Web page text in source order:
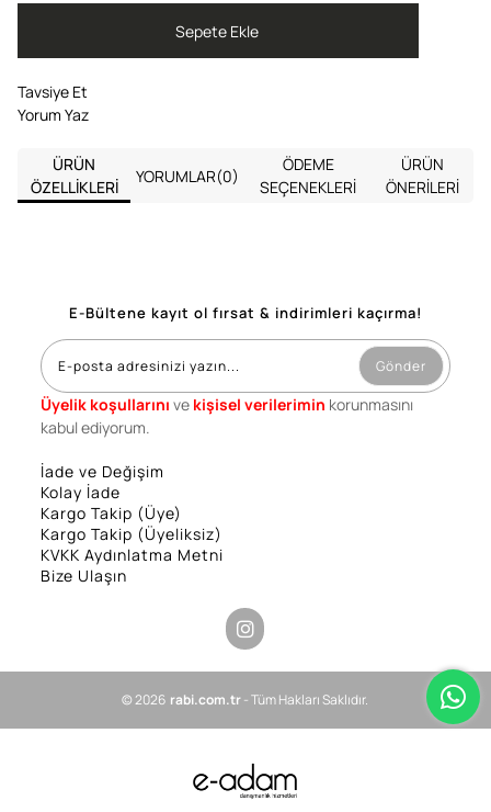
Tavsiye Et
Yorum Yaz
ÜRÜN
ÖZELLIKLERI
YORUMLAR(0)
ÖDEME
SEÇENEKLERI
ÜRÜN
ÖNERILERI
E-Bültene kayıt ol fırsat & indirimleri kaçırma!
Gönder
Üyelik koşullarını ve kişisel verilerimin korunmasını
kabul ediyorum.
İade ve Değişim
Kolay İade
Kargo Takip (Üye)
Kargo Takip (Üyeliksiz)
KVKK Aydınlatma Metni
Bize Ulaşın
© 2026 rabi.com.tr- Tüm Hakları Saklıdır.